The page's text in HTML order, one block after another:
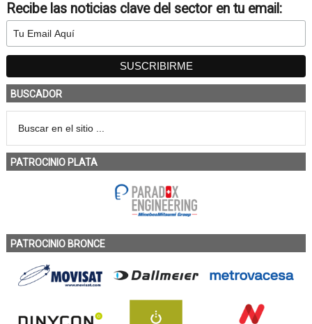
Recibe las noticias clave del sector en tu email:
BUSCADOR
PATROCINIO PLATA
PATROCINIO BRONCE